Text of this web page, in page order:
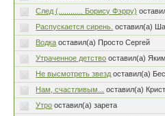
След (............ Борису Фэрру)
Распускается сирень. оставил(а)
Водка оставил(а) Просто Сергей
Утраченное детство оставил(а)
Не высмотреть звезд оставил(а)
Нам, счастливым...
оставил(а)
Утро оставил(а) зарета